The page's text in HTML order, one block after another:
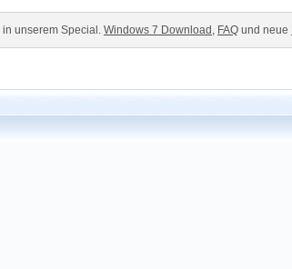
in unserem Special. Windows 7 Download , FAQ und neue